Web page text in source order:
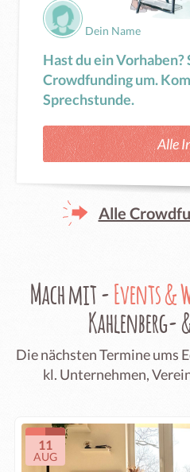
Dein Name
Hast du ein Vorhaben?
Crowdfunding um.
Sprechstunde.
Alle
Alle
Mach mit -Events &
Kahlenberg-
Die nächsten Termine ums
kl. Unternehmen,
11
AUG